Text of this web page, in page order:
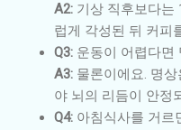
A2: 기상 직후보다는
럽게 각성된 뒤 커피
Q3: 운동이 어렵다면
A3: 물론이에요. 명
야 뇌의 리듬이 안정
Q4: 아침식사를 거르